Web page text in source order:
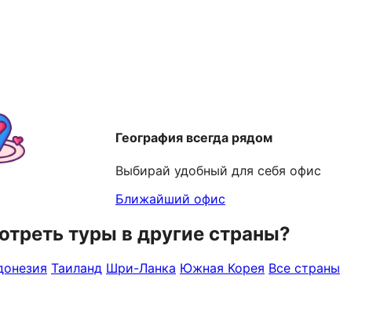
География всегда рядом
Выбирай удобный для себя офис
Ближайший офис
туры в другие страны?
Таиланд Шри-Ланка Южная Корея Все страны